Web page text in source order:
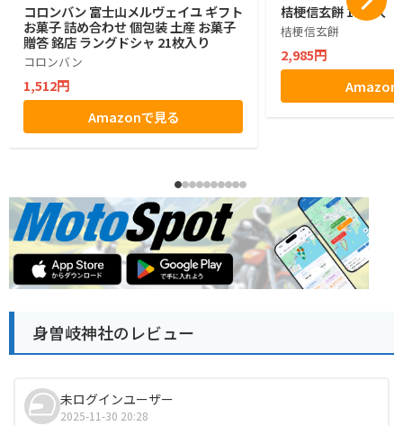
コロンバン 富士山メルヴェイユ ギフト
お菓子 詰め合わせ 個包装 土産 お菓子
贈答 銘店 ラングドシャ 21枚入り
コロンバン
1,512円
Amazonで見る
桔梗信玄餅 10個入
桔梗信玄餅
2,985円
Amazon
身曽岐神社のレビュー
未ログインユーザー
2025-11-30 20:28